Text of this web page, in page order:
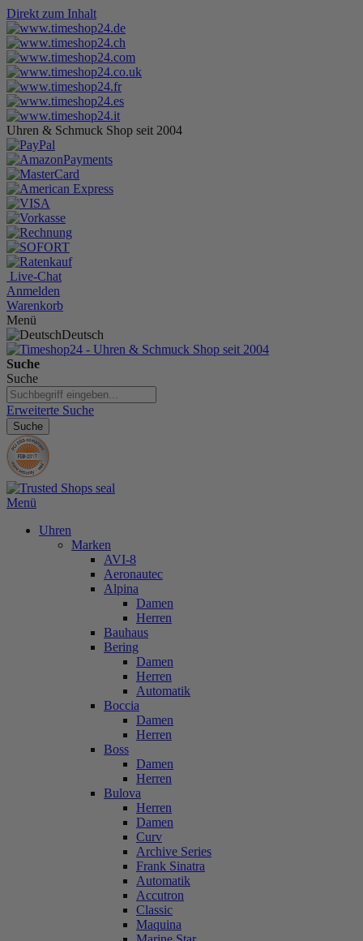
Direkt zum Inhalt
Uhren & Schmuck Shop seit 2004
Live-Chat
Anmelden
Warenkorb
Menü
Deutsch
Suche
Suche
Erweiterte Suche
Suche
Menü
Uhren
Marken
AVI-8
Aeronautec
Alpina
Damen
Herren
Bauhaus
Bering
Damen
Herren
Automatik
Boccia
Damen
Herren
Boss
Damen
Herren
Bulova
Herren
Damen
Curv
Archive Series
Frank Sinatra
Automatik
Accutron
Classic
Maquina